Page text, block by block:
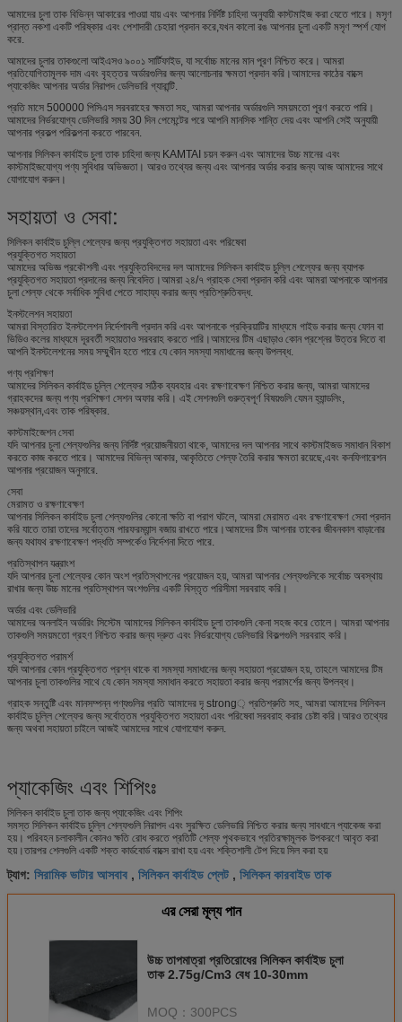
আমাদের চুলা তাক বিভিন্ন আকারের পাওয়া যায় এবং আপনার নির্দিষ্ট চাহিদা অনুযায়ী কাস্টমাইজ করা যেতে পারে। মসৃণ
প্রান্ত নকশা একটি পরিষ্কার এবং পেশাদারী চেহারা প্রদান করে,যখন কালো রঙ আপনার চুলা একটি মসৃণ স্পর্শ যোগ
করে.
আমাদের চুলার তাকগুলো আইএসও ৯০০১ সার্টিফাইড, যা সর্বোচ্চ মানের মান পূরণ নিশ্চিত করে। আমরা
প্রতিযোগিতামূলক দাম এবং বৃহত্তর অর্ডারগুলির জন্য আলোচনার ক্ষমতা প্রদান করি।আমাদের কাঠের বাক্সে
প্যাকেজিং আপনার অর্ডার নিরাপদ ডেলিভারি গ্যারান্টি.
প্রতি মাসে 500000 পিসিএস সরবরাহের ক্ষমতা সহ, আমরা আপনার অর্ডারগুলি সময়মতো পূরণ করতে পারি।
আমাদের নির্ভরযোগ্য ডেলিভারি সময় 30 দিন পেমেন্টের পরে আপনি মানসিক শান্তি দেয় এবং আপনি সেই অনুযায়ী
আপনার প্রকল্প পরিকল্পনা করতে পারবেন.
আপনার সিলিকন কার্বাইড চুলা তাক চাহিদা জন্য KAMTAI চয়ন করুন এবং আমাদের উচ্চ মানের এবং
কাস্টমাইজযোগ্য পণ্য সুবিধার অভিজ্ঞতা। আরও তথ্যের জন্য এবং আপনার অর্ডার করার জন্য আজ আমাদের সাথে
যোগাযোগ করুন।
সহায়তা ও সেবা:
সিলিকন কার্বাইড চুল্লি শেল্ফের জন্য প্রযুক্তিগত সহায়তা এবং পরিষেবা
প্রযুক্তিগত সহায়তা
আমাদের অভিজ্ঞ প্রকৌশলী এবং প্রযুক্তিবিদদের দল আমাদের সিলিকন কার্বাইড চুল্লি শেল্ফের জন্য ব্যাপক
প্রযুক্তিগত সহায়তা প্রদানের জন্য নিবেদিত।আমরা ২৪/৭ গ্রাহক সেবা প্রদান করি এবং আমরা আপনাকে আপনার
চুলা শেল্ফ থেকে সর্বাধিক সুবিধা পেতে সাহায্য করার জন্য প্রতিশ্রুতিবদ্ধ.
ইনস্টলেশন সহায়তা
আমরা বিস্তারিত ইনস্টলেশন নির্দেশাবলী প্রদান করি এবং আপনাকে প্রক্রিয়াটির মাধ্যমে গাইড করার জন্য ফোন বা
ভিডিও কলের মাধ্যমে দূরবর্তী সহায়তাও সরবরাহ করতে পারি।আমাদের টিম এছাড়াও কোন প্রশ্নের উত্তর দিতে বা
আপনি ইনস্টলেশনের সময় সম্মুখীন হতে পারে যে কোন সমস্যা সমাধানের জন্য উপলব্ধ.
পণ্য প্রশিক্ষণ
আমাদের সিলিকন কার্বাইড চুল্লি শেল্ফের সঠিক ব্যবহার এবং রক্ষণাবেক্ষণ নিশ্চিত করার জন্য, আমরা আমাদের
গ্রাহকদের জন্য পণ্য প্রশিক্ষণ সেশন অফার করি। এই সেশনগুলি গুরুত্বপূর্ণ বিষয়গুলি যেমন হ্যান্ডলিং,
সঞ্চয়স্থান,এবং তাক পরিষ্কার.
কাস্টমাইজেশন সেবা
যদি আপনার চুলা শেল্ফগুলির জন্য নির্দিষ্ট প্রয়োজনীয়তা থাকে, আমাদের দল আপনার সাথে কাস্টমাইজড সমাধান বিকাশ
করতে কাজ করতে পারে। আমাদের বিভিন্ন আকার, আকৃতিতে শেল্ফ তৈরি করার ক্ষমতা রয়েছে,এবং কনফিগারেশন
আপনার প্রয়োজন অনুসারে.
সেবা
মেরামত ও রক্ষণাবেক্ষণ
আপনার সিলিকন কার্বাইড চুলা শেল্ফগুলির কোনো ক্ষতি বা পরাগ ঘটলে, আমরা মেরামত এবং রক্ষণাবেক্ষণ সেবা প্রদান
করি যাতে তারা তাদের সর্বোত্তম পারফরম্যান্স বজায় রাখতে পারে।আমাদের টিম আপনার তাকের জীবনকাল বাড়ানোর
জন্য যথাযথ রক্ষণাবেক্ষণ পদ্ধতি সম্পর্কেও নির্দেশনা দিতে পারে.
প্রতিস্থাপন যন্ত্রাংশ
যদি আপনার চুলা শেল্ফের কোন অংশ প্রতিস্থাপনের প্রয়োজন হয়, আমরা আপনার শেল্ফগুলিকে সর্বোচ্চ অবস্থায়
রাখার জন্য উচ্চ মানের প্রতিস্থাপন অংশগুলির একটি বিস্তৃত পরিসীমা সরবরাহ করি।
অর্ডার এবং ডেলিভারি
আমাদের অনলাইন অর্ডারিং সিস্টেম আমাদের সিলিকন কার্বাইড চুলা তাকগুলি কেনা সহজ করে তোলে। আমরা আপনার
তাকগুলি সময়মতো গ্রহণ নিশ্চিত করার জন্য দ্রুত এবং নির্ভরযোগ্য ডেলিভারি বিকল্পগুলি সরবরাহ করি।
প্রযুক্তিগত পরামর্শ
যদি আপনার কোন প্রযুক্তিগত প্রশ্ন থাকে বা সমস্যা সমাধানের জন্য সহায়তা প্রয়োজন হয়, তাহলে আমাদের টিম
আপনার চুলা তাকগুলির সাথে যে কোন সমস্যা সমাধান করতে সহায়তা করার জন্য পরামর্শের জন্য উপলব্ধ।
গ্রাহক সন্তুষ্টি এবং মানসম্পন্ন পণ্যগুলির প্রতি আমাদের দৃ strong় প্রতিশ্রুতি সহ, আমরা আমাদের সিলিকন
কার্বাইড চুল্লি শেল্ফের জন্য সর্বোত্তম প্রযুক্তিগত সহায়তা এবং পরিষেবা সরবরাহ করার চেষ্টা করি।আরও তথ্যের
জন্য অথবা সহায়তা চাইলে আজই আমাদের সাথে যোগাযোগ করুন.
প্যাকেজিং এবং শিপিংঃ
সিলিকন কার্বাইড চুলা তাক জন্য প্যাকেজিং এবং শিপিং
সমস্ত সিলিকন কার্বাইড চুল্লি শেল্ফগুলি নিরাপদ এবং সুরক্ষিত ডেলিভারি নিশ্চিত করার জন্য সাবধানে প্যাকেজ করা
হয়। পরিবহন চলাকালীন কোনও ক্ষতি রোধ করতে প্রতিটি শেল্ফ পৃথকভাবে প্রতিরক্ষামূলক উপকরণে আবৃত করা
হয়।তারপর শেলগুলি একটি শক্ত কার্ডবোর্ড বাক্সে রাখা হয় এবং শক্তিশালী টেপ দিয়ে সিল করা হয়
ট্যাগ: সিরামিক ভাটার আসবাব , সিলিকন কার্বাইড প্লেট , সিলিকন কারবাইড তাক
এর সেরা মূল্য পান
উচ্চ তাপমাত্রা প্রতিরোধের সিলিকন কার্বাইড চুলা
তাক 2.75g/Cm3 বেধ 10-30mm
MOQ： 300PCS